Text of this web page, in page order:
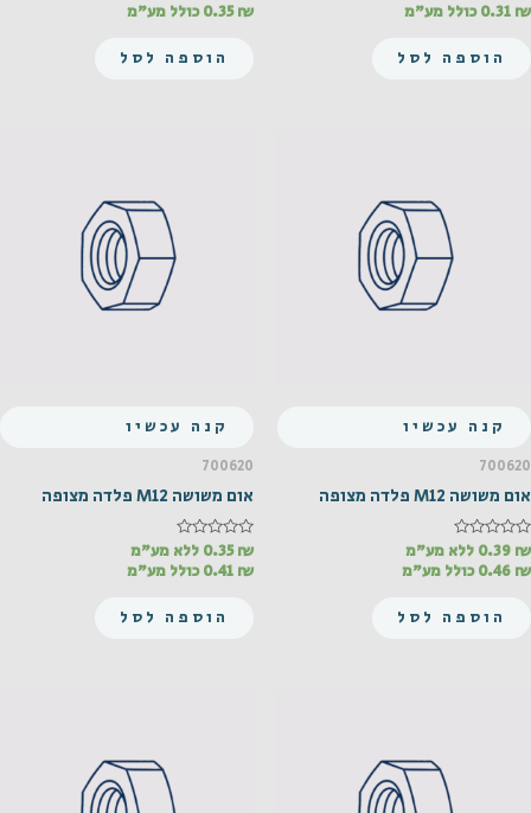
מתוך0.31 ₪ כולל מע"מ
הוספה לסל
מתוך0.35₪ כולל מע"מ
הוספה לסל
קנה עכשיו
700620
אום משושה M12 פלדה מצופה
דורג
מתוך
0.39 ₪
ללא מע"מ
0.46 ₪ כולל מע"מ
הוספה לסל
קנה עכשיו
700620
אום משושה M12 פלדה מצופה
דורג
מתוך
0.35₪
ללא מע"מ
0.41 ₪ כולל מע"מ
הוספה לסל